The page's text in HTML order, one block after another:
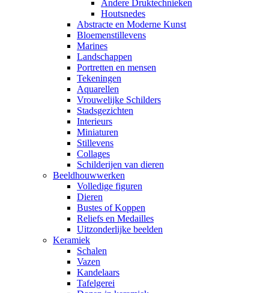
Andere Druktechnieken
Houtsnedes
Abstracte en Moderne Kunst
Bloemenstillevens
Marines
Landschappen
Portretten en mensen
Tekeningen
Aquarellen
Vrouwelijke Schilders
Stadsgezichten
Interieurs
Miniaturen
Stillevens
Collages
Schilderijen van dieren
Beeldhouwwerken
Volledige figuren
Dieren
Bustes of Koppen
Reliefs en Medailles
Uitzonderlijke beelden
Keramiek
Schalen
Vazen
Kandelaars
Tafelgerei